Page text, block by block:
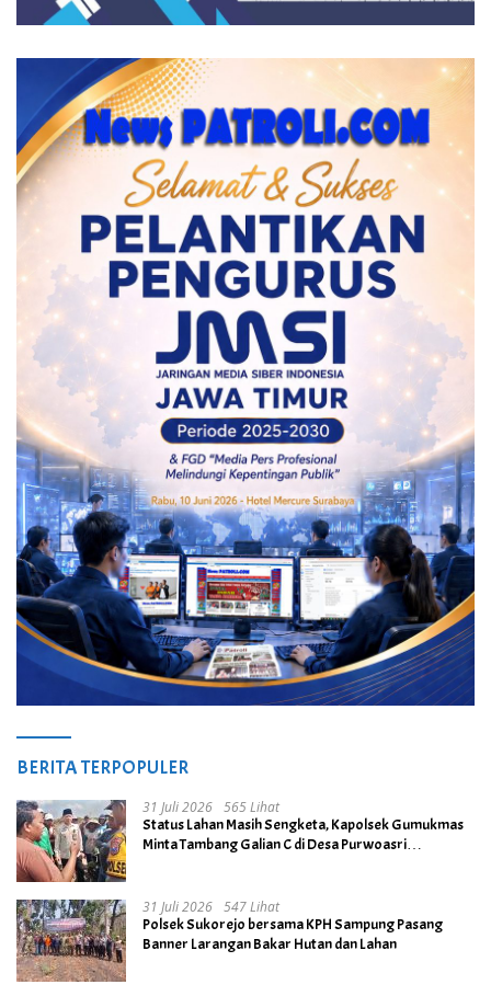
BERITA TERPOPULER
31 Juli 2026 565 Lihat
Status Lahan Masih Sengketa, Kapolsek Gumukmas
Minta Tambang Galian C di Desa Purwoasri
31 Juli 2026 547 Lihat
Polsek Sukorejo bersama KPH Sampung Pasang
Banner Larangan Bakar Hutan dan Lahan